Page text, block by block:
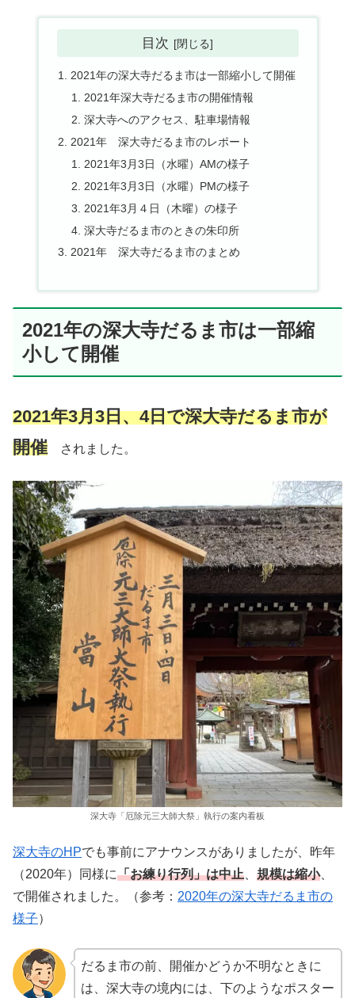
目次
2021年の深大寺だるま市は一部縮小して開催
2021年深大寺だるま市の開催情報
深大寺へのアクセス、駐車場情報
2021年 深大寺だるま市のレポート
2021年3月3日（水曜）AMの様子
2021年3月3日（水曜）PMの様子
2021年3月４日（木曜）の様子
深大寺だるま市のときの朱印所
2021年 深大寺だるま市のまとめ
2021年の深大寺だるま市は一部縮
小して開催
2021年3月3日、4日で深大寺だるま市が
開催 されました。
深大寺「厄除元三大師大祭」執行の案内看板
深大寺のHPでも事前にアナウンスがありましたが、昨年
（2020年）同様に「お練り行列」は中止 規模は縮小、
で開催されました。（参考： 2020年の深大寺だるま市の
様子）
だるま市の前、開催かどうか不明なときに
は、深大寺の境内には、下のようなポスター